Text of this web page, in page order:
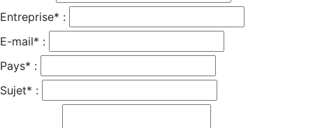
Entreprise* :
E-mail* :
Pays* :
Sujet* :